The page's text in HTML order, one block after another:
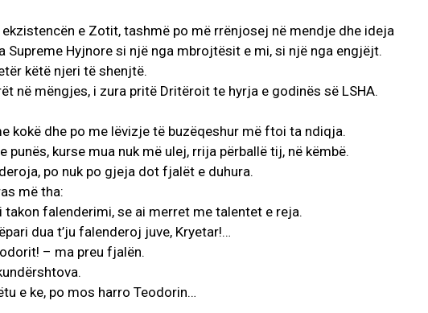
e Zotit, tashmë po më rrënjosej në mendje dhe ideja
Supreme Hyjnore si një nga mbrojtësit e mi, si një nga engjëjt.
këtë njeri të shenjtë.
në mëngjes, i zura pritë Dritëroit te hyrja e godinës së LSHA.
kokë dhe po me lëvizje të buzëqeshur më ftoi ta ndiqja.
punës, kurse mua nuk më ulej, rrija përballë tij, në këmbë.
po nuk po gjeja dot fjalët e duhura.
më tha:
falenderimi, se ai merret me talentet e reja.
dua t’ju falenderoj juve, Kryetar!…
– ma preu fjalën.
e ke, po mos harro Teodorin…